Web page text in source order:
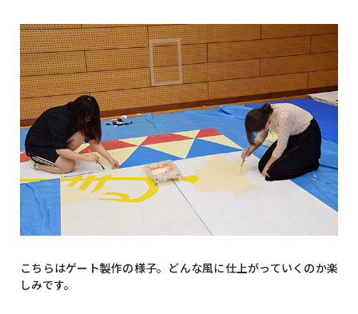
こちらはゲート製作の様子。どんな風に仕上がっていくのか楽
しみです。